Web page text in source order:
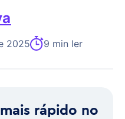
2025 9 min ler
rápido no